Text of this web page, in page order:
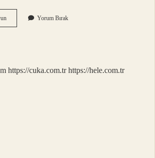
Isı
Alışverişi
Yorum Bırak
https://cuka.com.tr https://hele.com.tr